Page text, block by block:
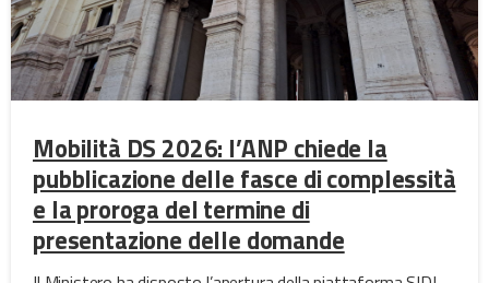
Mobilità DS 2026: l’ANP chiede la
pubblicazione delle fasce di complessità
e la proroga del termine di
presentazione delle domande